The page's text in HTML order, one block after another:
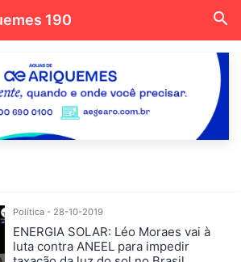
190 search
Política - 28-10-2019
ENERGIA SOLAR: Léo Moraes vai à
luta contra ANEEL para impedir